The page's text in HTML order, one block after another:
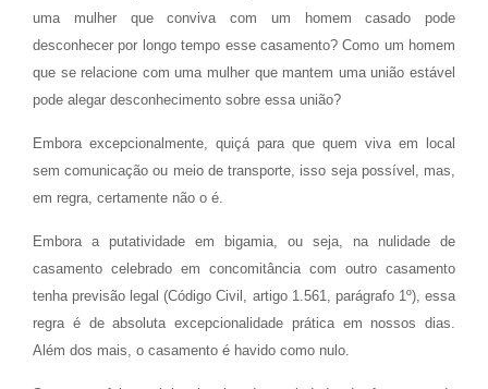
uma mulher que conviva com um homem casado pode
desconhecer por longo tempo esse casamento? Como um homem
que se relacione com uma mulher que mantem uma união estável
pode alegar desconhecimento sobre essa união?
Embora excepcionalmente, quiçá para que quem viva em local
sem comunicação ou meio de transporte, isso seja possível, mas,
em regra, certamente não o é.
Embora a putatividade em bigamia, ou seja, na nulidade de
casamento celebrado em concomitância com outro casamento
tenha previsão legal (Código Civil, artigo 1.561, parágrafo 1º), essa
regra é de absoluta excepcionalidade prática em nossos dias.
Além dos mais, o casamento é havido como nulo.